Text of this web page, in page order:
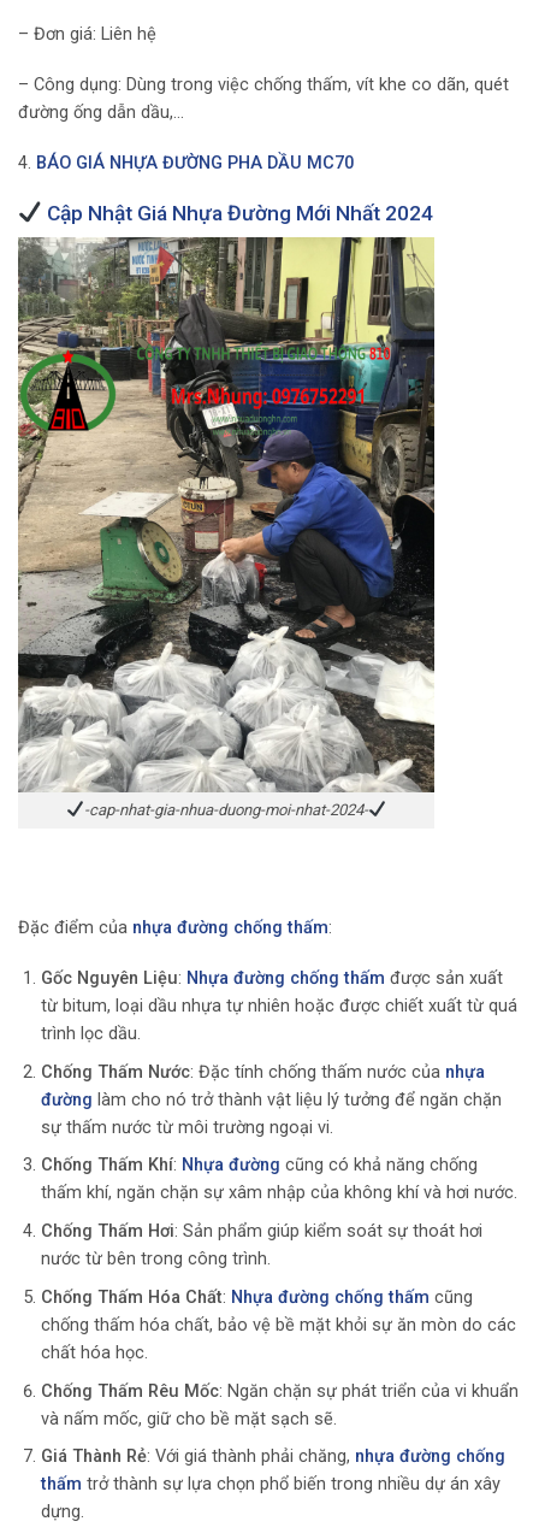
– Đơn giá: Liên hệ
– Công dụng: Dùng trong việc chống thấm, vít khe co dãn, quét
đường ống dẫn dầu,…
4. BÁO GIÁ NHỰA ĐƯỜNG PHA DẦU MC70
Cập Nhật Giá Nhựa Đường Mới Nhất 2024
-cap-nhat-gia-nhua-duong-moi-nhat-2024-
Đặc điểm của nhựa đường chống thấm:
Gốc Nguyên Liệu: Nhựa đường chống thấm được sản xuất
từ bitum, loại dầu nhựa tự nhiên hoặc được chiết xuất từ quá
trình lọc dầu.
Chống Thấm Nước: Đặc tính chống thấm nước của nhựa
đường làm cho nó trở thành vật liệu lý tưởng để ngăn chặn
sự thấm nước từ môi trường ngoại vi.
Chống Thấm Khí: Nhựa đường cũng có khả năng chống
thấm khí, ngăn chặn sự xâm nhập của không khí và hơi nước.
Chống Thấm Hơi: Sản phẩm giúp kiểm soát sự thoát hơi
nước từ bên trong công trình.
Chống Thấm Hóa Chất: Nhựa đường chống thấm cũng
chống thấm hóa chất, bảo vệ bề mặt khỏi sự ăn mòn do các
chất hóa học.
Chống Thấm Rêu Mốc: Ngăn chặn sự phát triển của vi khuẩn
và nấm mốc, giữ cho bề mặt sạch sẽ.
Giá Thành Rẻ: Với giá thành phải chăng, nhựa đường chống
thấm trở thành sự lựa chọn phổ biến trong nhiều dự án xây
dựng.